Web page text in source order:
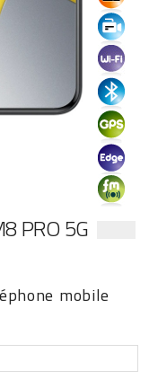
PRO 5G
mobile